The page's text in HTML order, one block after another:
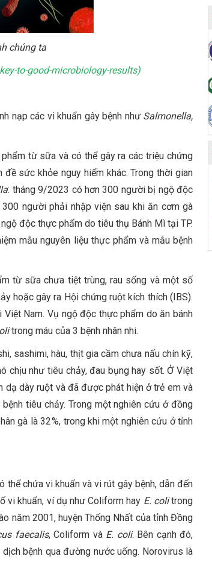
chúng ta
to-good-microbiology-results)
nạp các vi khuẩn gây bệnh như Salmonella,
từ sữa và có thể gây ra các triệu chứng
sức khỏe nguy hiểm khác. Trong thời gian
: tháng 9/2023 có hơn 300 người bị ngộ độc
người phải nhập viện sau khi ăn cơm gà
độc thực phẩm do tiêu thụ Bánh Mì tại TP.
mẫu nguyên liệu thực phẩm và mẫu bệnh
từ sữa chưa tiệt trùng, rau sống và một số
hoặc gây ra Hội chứng ruột kích thích (IBS).
Nam. Vụ ngộ độc thực phẩm do ăn bánh
trong máu của 3 bệnh nhân nhi.
sashimi, hàu, thịt gia cầm chưa nấu chín kỹ,
chịu như tiêu chảy, đau bụng hay sốt. Ở Việt
dạ dày ruột và đã được phát hiện ở trẻ em và
tiêu chảy. Trong một nghiên cứu ở đồng
gà là 32 %, trong khi một nghiên cứu ở tỉnh
chứa vi khuẩn và vi rút gây bệnh, dẫn đến
vi khuẩn, ví dụ như Coliform hay E. colitrong
năm 2001, huyện Thống Nhất của tỉnh Đồng
faecalis, Coliform và E. coli. Bên cạnh đó,
bệnh qua đường nước uống. Norovirus là